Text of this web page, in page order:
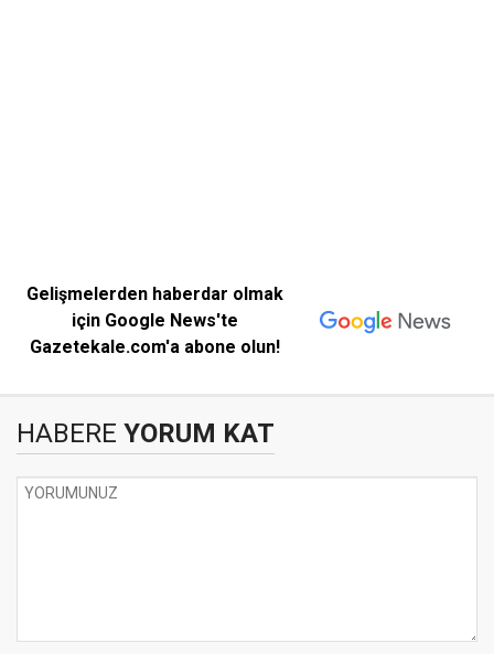
Gelişmelerden haberdar olmak
için Google News'te
Gazetekale.com'a abone olun!
HABERE YORUM KAT